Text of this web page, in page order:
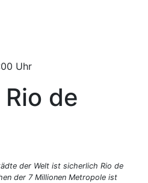
Uhr
de
der Welt ist sicherlich Rio de
der 7 Millionen Metropole ist